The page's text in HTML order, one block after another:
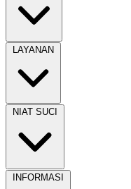
LAYANAN
NIAT SUCI
INFORMASI